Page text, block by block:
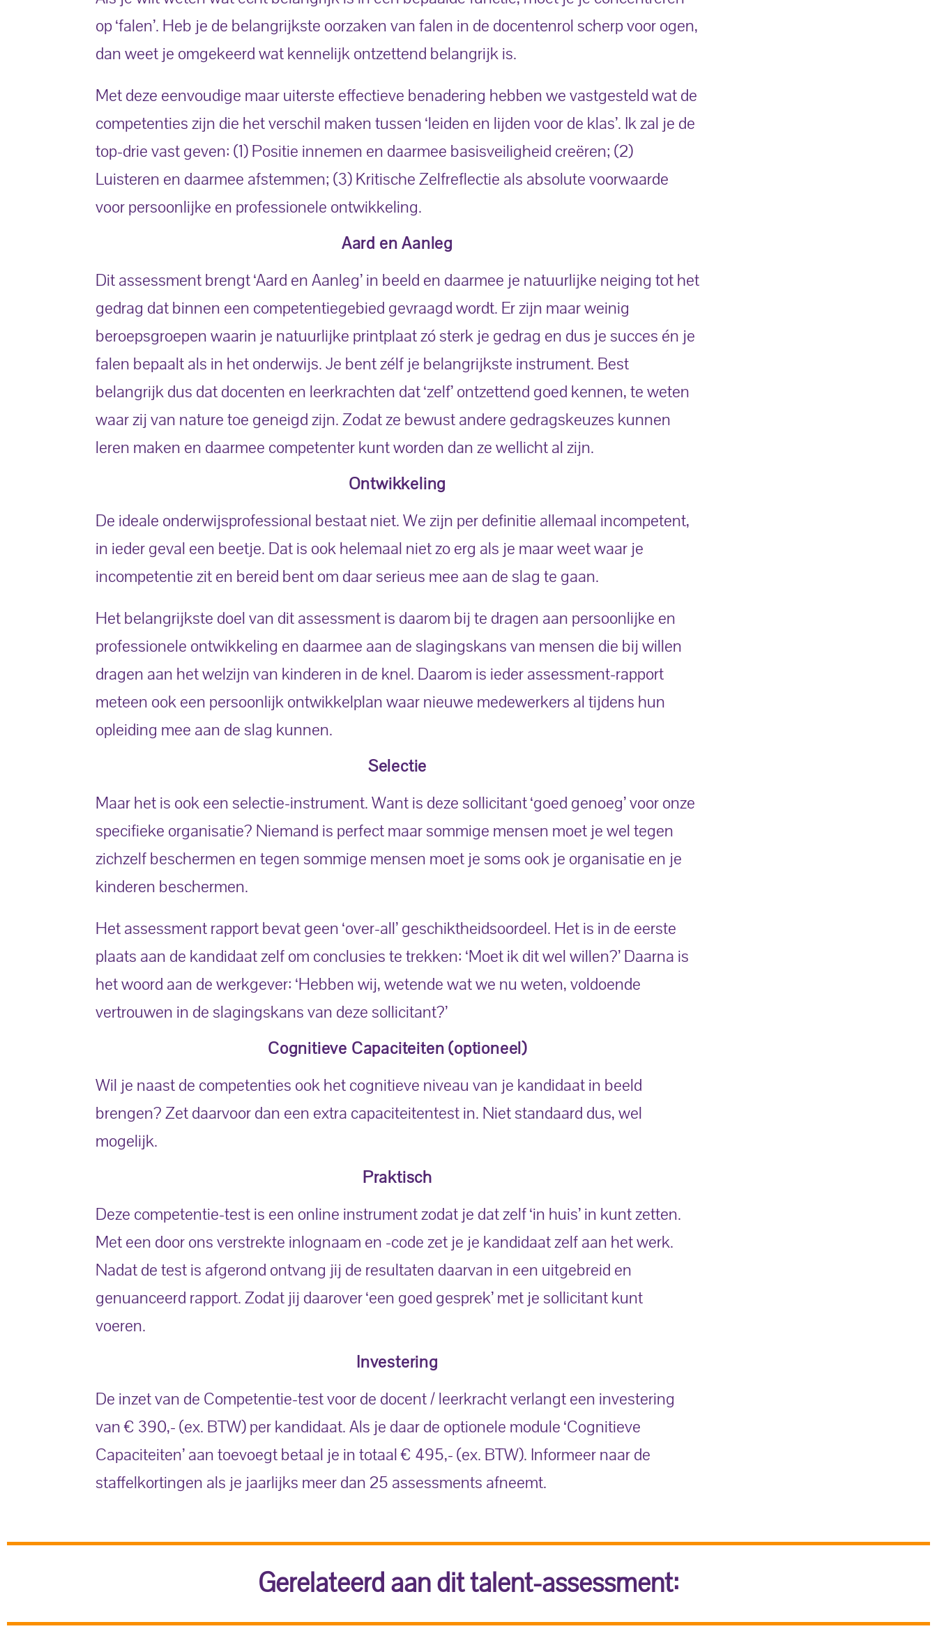
op ‘falen’. Heb je de belangrijkste oorzaken van falen in de docentenrol scherp voor ogen,
dan weet je omgekeerd wat kennelijk ontzettend belangrijk is.
Met deze eenvoudige maar uiterste effectieve benadering hebben we vastgesteld wat de
competenties zijn die het verschil maken tussen ‘leiden en lijden voor de klas’. Ik zal je de
top-drie vast geven: (1) Positie innemen en daarmee basisveiligheid creëren; (2)
Luisteren en daarmee afstemmen; (3) Kritische Zelfreflectie als absolute voorwaarde
voor persoonlijke en professionele ontwikkeling.
Aard en Aanleg
Dit assessment brengt ‘Aard en Aanleg’ in beeld en daarmee je natuurlijke neiging tot het
gedrag dat binnen een competentiegebied gevraagd wordt. Er zijn maar weinig
beroepsgroepen waarin je natuurlijke printplaat zó sterk je gedrag en dus je succes én je
falen bepaalt als in het onderwijs. Je bent zélf je belangrijkste instrument. Best
belangrijk dus dat docenten en leerkrachten dat ‘zelf’ ontzettend goed kennen, te weten
waar zij van nature toe geneigd zijn. Zodat ze bewust andere gedragskeuzes kunnen
leren maken en daarmee competenter kunt worden dan ze wellicht al zijn.
Ontwikkeling
De ideale onderwijsprofessional bestaat niet. We zijn per definitie allemaal incompetent,
in ieder geval een beetje. Dat is ook helemaal niet zo erg als je maar weet waar je
incompetentie zit en bereid bent om daar serieus mee aan de slag te gaan.
Het belangrijkste doel van dit assessment is daarom bij te dragen aan persoonlijke en
professionele ontwikkeling en daarmee aan de slagingskans van mensen die bij willen
dragen aan het welzijn van kinderen in de knel. Daarom is ieder assessment-rapport
meteen ook een persoonlijk ontwikkelplan waar nieuwe medewerkers al tijdens hun
opleiding mee aan de slag kunnen.
Selectie
Maar het is ook een selectie-instrument. Want is deze sollicitant ‘goed genoeg’ voor onze
specifieke organisatie? Niemand is perfect maar sommige mensen moet je wel tegen
zichzelf beschermen en tegen sommige mensen moet je soms ook je organisatie en je
kinderen beschermen.
Het assessment rapport bevat geen ‘over-all’ geschiktheidsoordeel. Het is in de eerste
plaats aan de kandidaat zelf om conclusies te trekken: ‘Moet ik dit wel willen?’ Daarna is
het woord aan de werkgever: ‘Hebben wij, wetende wat we nu weten, voldoende
vertrouwen in de slagingskans van deze sollicitant?’
Cognitieve Capaciteiten (optioneel)
Wil je naast de competenties ook het cognitieve niveau van je kandidaat in beeld
brengen? Zet daarvoor dan een extra capaciteitentest in. Niet standaard dus, wel
mogelijk.
Praktisch
Deze competentie-test is een online instrument zodat je dat zelf ‘in huis’ in kunt zetten.
Met een door ons verstrekte inlognaam en -code zet je je kandidaat zelf aan het werk.
Nadat de test is afgerond ontvang jij de resultaten daarvan in een uitgebreid en
genuanceerd rapport. Zodat jij daarover ‘een goed gesprek’ met je sollicitant kunt
voeren.
Investering
De inzet van de Competentie-test voor de docent / leerkracht verlangt een investering
van € 390,- (ex. BTW) per kandidaat. Als je daar de optionele module ‘Cognitieve
Capaciteiten’ aan toevoegt betaal je in totaal € 495,- (ex. BTW). Informeer naar de
staffelkortingen als je jaarlijks meer dan 25 assessments afneemt.
Gerelateerd aan dit talent-assessment: